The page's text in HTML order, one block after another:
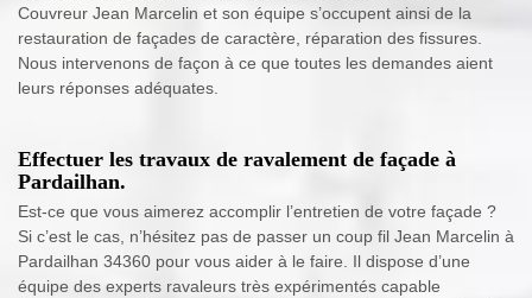
Couvreur Jean Marcelin et son équipe s’occupent ainsi de la
restauration de façades de caractère, réparation des fissures.
Nous intervenons de façon à ce que toutes les demandes aient
leurs réponses adéquates.
Effectuer les travaux de ravalement de façade à
Pardailhan.
Est-ce que vous aimerez accomplir l’entretien de votre façade ?
Si c’est le cas, n’hésitez pas de passer un coup fil Jean Marcelin à
Pardailhan 34360 pour vous aider à le faire. Il dispose d’une
équipe des experts ravaleurs très expérimentés capable